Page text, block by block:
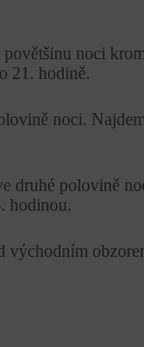
noci
21. hodině.
noci.
druhé polovině
hodinou.
východním